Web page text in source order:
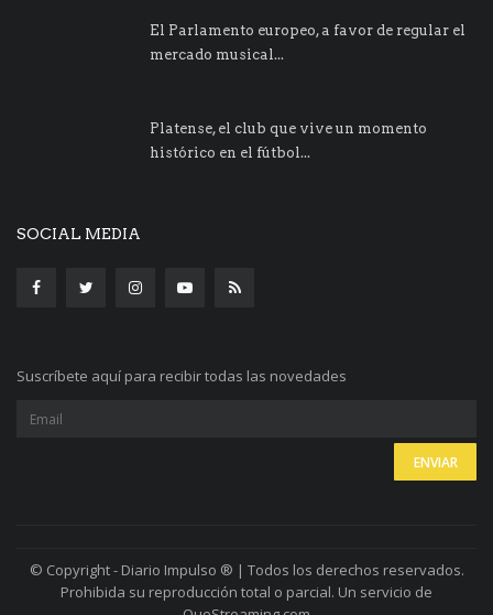
El Parlamento europeo, a favor de regular el
mercado musical...
Platense, el club que vive un momento
histórico en el fútbol...
SOCIAL MEDIA
Suscríbete aquí para recibir todas las novedades
© Copyright - Diario Impulso ® | Todos los derechos reservados.
Prohibida su reproducción total o parcial. Un servicio de